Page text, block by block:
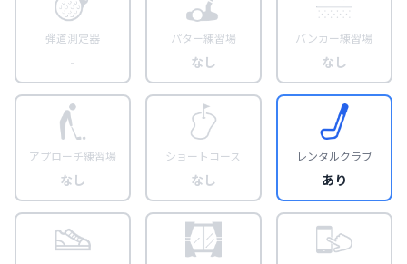
弾道測定器
-
パター練習場
なし
バンカー練習場
なし
アプローチ練習場
なし
ショートコース
なし
レンタルクラブ
あり